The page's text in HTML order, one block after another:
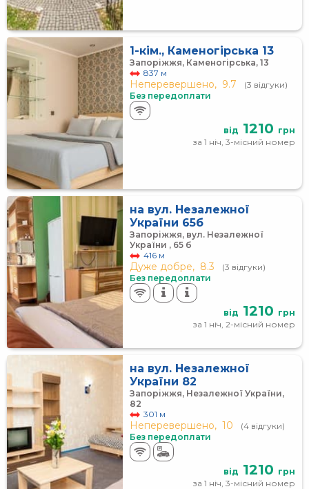
1-кім., Каменогірська 13
Запоріжжя, Каменогірська, 13
837 м
Неперевершено, 9.7
(3 відгуки)
Без передоплати
від 1210 грн
за 1 ніч, 3-місний номер
на вул. Незалежної
України 65б
Запоріжжя, вул. Незалежної
України , 65 б
416 м
Дуже добре, 8.3
(3 відгуки)
Без передоплати
від 1210 грн
за 1 ніч, 2-місний номер
на вул. Незалежної
України 82
Запоріжжя, Незалежної України,
82
301 м
Неперевершено, 10
(4 відгуки)
Без передоплати
від 1210 грн
за 1 ніч, 3-місний номер